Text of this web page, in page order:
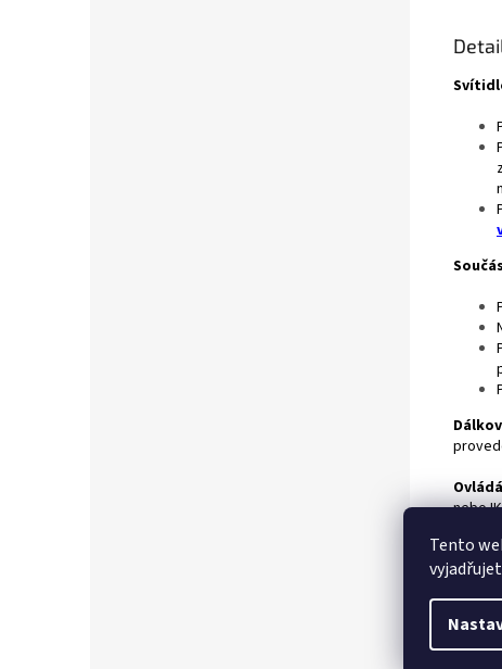
Tento
nebo
je